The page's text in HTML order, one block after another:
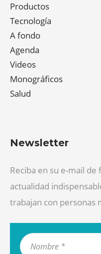
Productos
Tecnología
A fondo
Agenda
Videos
Monográficos
Salud
Newsletter
Reciba en su e-mail
actualidad
trabajan con personas